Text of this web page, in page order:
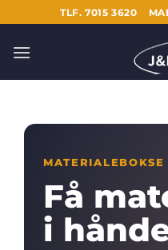
til
indhold
TLF. 7015 3620
MATERIALEBOKSE
Få
i